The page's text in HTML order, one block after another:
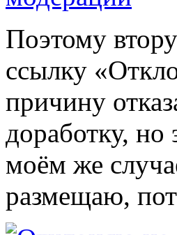
Поэтому
ссылку
причину
доработку, но
моём же
размещаю,